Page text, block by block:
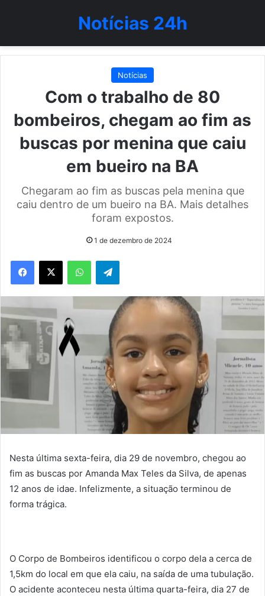
Notícias 24h
Notícias
Com o trabalho de 80
bombeiros, chegam ao fim as
buscas por menina que caiu
em bueiro na BA
Chegaram ao fim as buscas pela menina que
caiu dentro de um bueiro na BA. Mais detalhes
foram expostos.
1 de dezembro de 2024
WhatsAppTelegram
Nesta última sexta-feira, dia 29 de novembro, chegou ao
fim as buscas por Amanda Max Teles da Silva, de apenas
12 anos de idae. Infelizmente, a situação terminou de
forma trágica.
O Corpo de Bombeiros identificou o corpo dela a cerca de
1,5km do local em que ela caiu, na saída de uma tubulação.
O acidente aconteceu nesta última quarta-feira, dia 27 de